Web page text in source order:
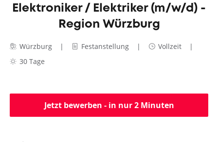
Elektroniker / Elektriker (m/w/d) -
Region Würzburg
Würzburg Festanstellung
Vollzeit
30 Tage
Jetzt bewerben - in nur 2 Minuten